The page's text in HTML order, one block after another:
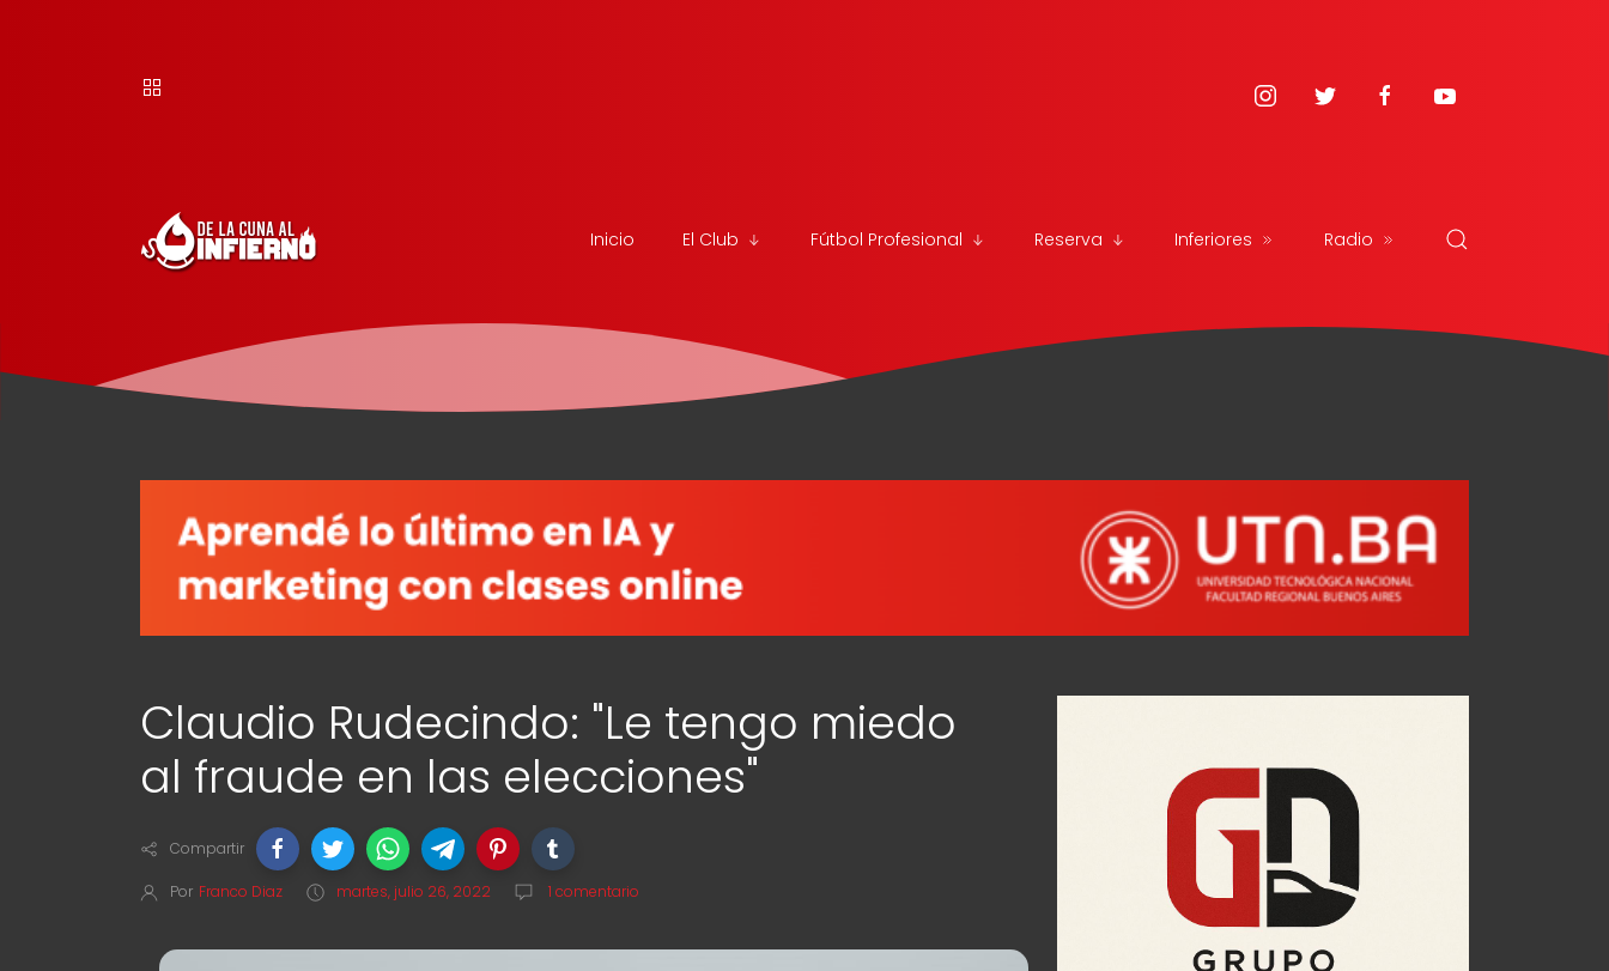
Inicio El Club Fútbol Profesional Reserva Inferiores Radio
Claudio Rudecindo: "Le tengo miedo
al fraude en las elecciones"
Compartir
Por Franco Diaz martes, julio 26, 2022 1 comentario